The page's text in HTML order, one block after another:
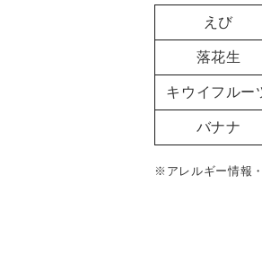
えび
落花生
キウイフルー
バナナ
※アレルギー情報